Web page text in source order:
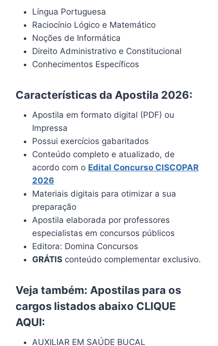
Língua Portuguesa
Raciocínio Lógico e Matemático
Noções de Informática
Direito Administrativo e Constitucional
Conhecimentos Específicos
Características da Apostila 2026:
Apostila em formato digital (PDF) ou
Impressa
Possui exercícios gabaritados
Conteúdo completo e atualizado, de
acordo com o Edital Concurso CISCOPAR
2026
Materiais digitais para otimizar a sua
preparação
Apostila elaborada por professores
especialistas em concursos públicos
Editora: Domina Concursos
GRÁTIS conteúdo complementar exclusivo.
Veja também: Apostilas para os
cargos listados abaixo CLIQUE
AQUI:
AUXILIAR EM SAÚDE BUCAL